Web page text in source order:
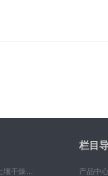
GWGP-6G土壤干燥柜-干燥箱/干燥机
栏目
产品中